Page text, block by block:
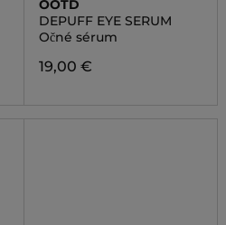
OOTD
DEPUFF EYE SERUM
Očné sérum
19,00 €